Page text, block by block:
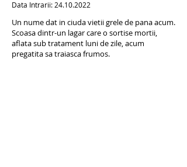
Data Intrarii: 24.10.2022
Un nume dat in ciuda vietii grele de pana acum.
Scoasa dintr-un lagar care o sortise mortii,
aflata sub tratament luni de zile, acum
pregatita sa traiasca frumos.